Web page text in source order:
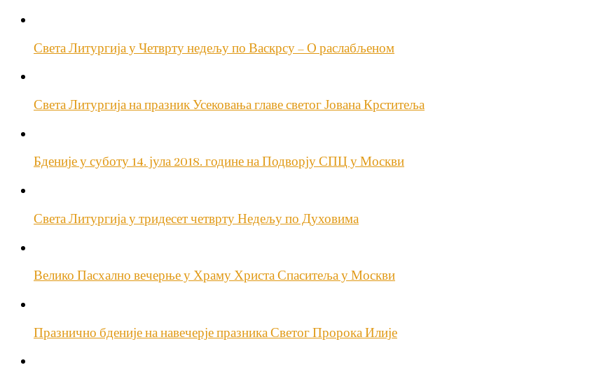
Света Литургија у Четврту недељу по Васкрсу – О раслабљеном
Света Литургија на празник Усековања главе светог Јована Крститеља
Бденије у суботу 14. јула 2018. године на Подворју СПЦ у Москви
Света Литургија у тридесет четврту Недељу по Духовима
Велико Пасхално вечерње у Храму Христа Спаситеља у Москви
Празнично бденије на навечерје празника Светог Пророка Илије